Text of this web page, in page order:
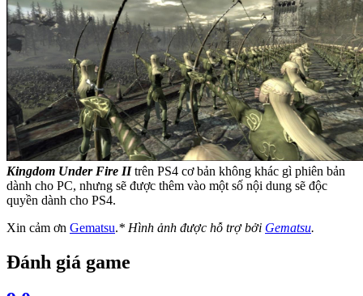
Kingdom Under Fire IItrên PS4 cơ bản không khác gì phiên bản
dành cho PC, nhưng sẽ được thêm vào một số nội dung sẽ độc
quyền dành cho PS4.
Xin cảm ơn Gematsu.* Hình ảnh được hỗ trợ bởi Gematsu.
Đánh giá game